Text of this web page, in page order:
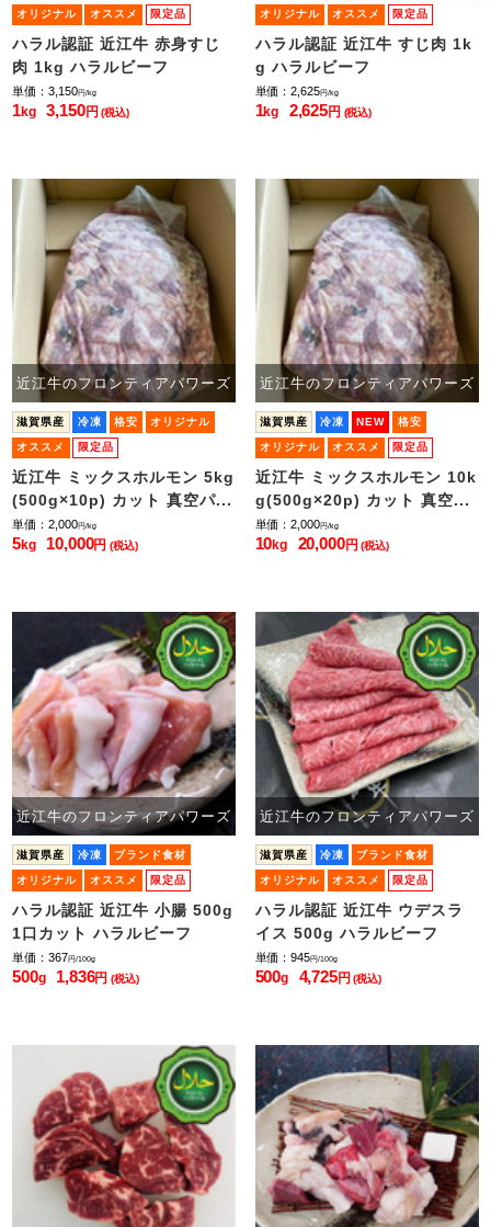
オリジナル オススメ 限定品
小ロット販売
ハラル認証 近江牛 赤身すじ
肉 1kg ハラルビーフ
単価：3,150円/kg
1kg 3,150円(税込)
オリジナル オススメ 限定品
小ロット販売
ハラル認証 近江牛 すじ肉 1k
g ハラルビーフ
単価：2,625円/kg
1kg 2,625円 (税込)
近江牛のフロンティアパワーズ
滋賀県産 冷凍 格安 オリジナル
オススメ 限定品
近江牛 ミックスホルモン 5kg
(500g×10p) カット 真空パ...
単価：2,000円/kg
5kg 10,000円(税込)
近江牛のフロンティアパワーズ
滋賀県産 冷凍 NEW 格安
オリジナル オススメ 限定品
近江牛 ミックスホルモン 10k
g(500g×20p) カット 真空...
単価：2,000円/kg
10kg 20,000円(税込)
近江牛のフロンティアパワーズ
滋賀県産 冷凍 ブランド食材
オリジナル オススメ 限定品
小ロット販売
ハラル認証 近江牛 小腸 500g
1口カット ハラルビーフ
単価：367円/100g
500g 1,836円(税込)
近江牛のフロンティアパワーズ
滋賀県産 冷凍 ブランド食材
オリジナル オススメ 限定品
小ロット販売
ハラル認証 近江牛 ウデスラ
イス 500g ハラルビーフ
単価：945円/100g
500g 4,725円(税込)